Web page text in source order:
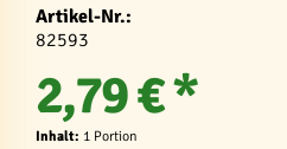
Artikel-Nr.:
82593
2,79 € *
Inhalt: 1 Portion